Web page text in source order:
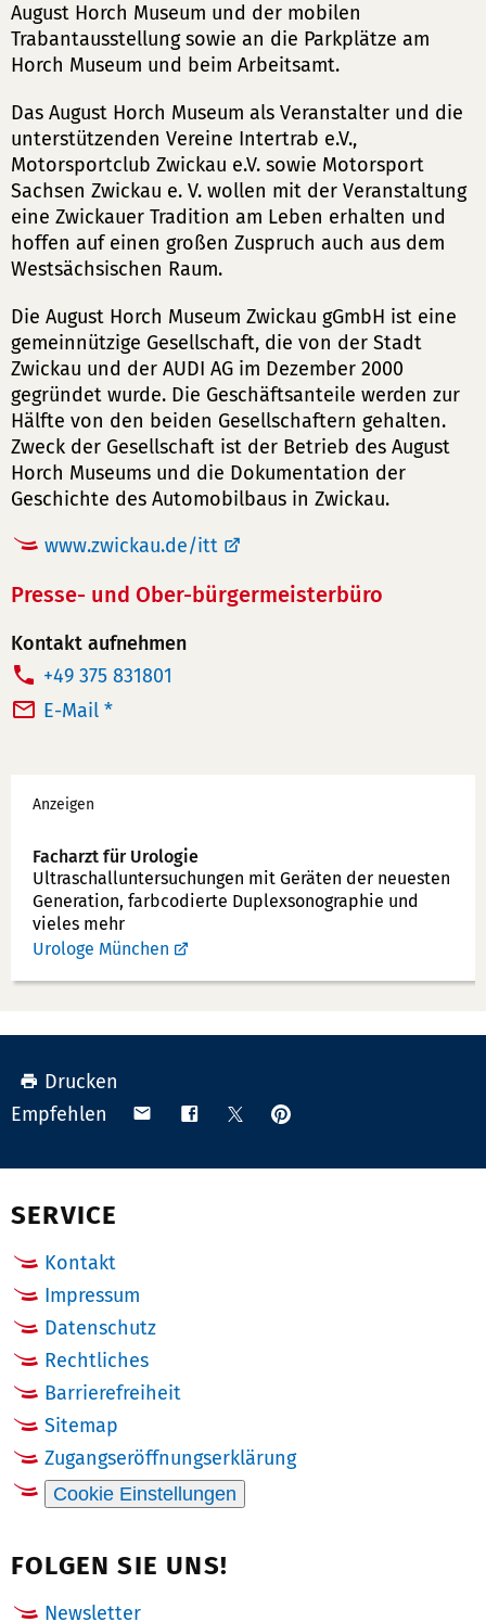
August Horch Museum und der mobilen
Trabantausstellung sowie an die Parkplätze am
Horch Museum und beim Arbeitsamt.
Das August Horch Museum als Veranstalter und die
unterstützenden Vereine Intertrab e.V.,
Motorsportclub Zwickau e.V. sowie Motorsport
Sachsen Zwickau e. V. wollen mit der Veranstaltung
eine Zwickauer Tradition am Leben erhalten und
hoffen auf einen großen Zuspruch auch aus dem
Westsächsischen Raum.
Die August Horch Museum Zwickau gGmbH ist eine
gemeinnützige Gesellschaft, die von der Stadt
Zwickau und der AUDI AG im Dezember 2000
gegründet wurde. Die Geschäftsanteile werden zur
Hälfte von den beiden Gesellschaftern gehalten.
Zweck der Gesellschaft ist der Betrieb des August
Horch Museums und die Dokumentation der
Geschichte des Automobilbaus in Zwickau.
www.zwickau.de/itt
Presse- und Ober-bürgermeisterbüro
Kontakt aufnehmen
T
e
n
n
u
m
+49 375 831801
E-Mail *
Werbung
Anzeigen
Facharzt für Urologie
Ultraschallunter­suchungen mit Geräten der neuesten
Generation, farbcodierte Duplex­sonographie und
vieles mehr
Urologe München
Drucken
Empfehlen
Teilen Teilen TeilenAnpinnen
SERVICE
Kontakt
Impressum
Datenschutz
Rechtliches
Barrierefreiheit
Sitemap
Zugangseröffnungserklärung
Cookie Einstellungen
FOLGEN SIE UNS!
Newsletter